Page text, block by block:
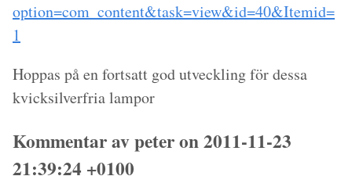
option=com_content&task=view&id=40&Itemid=
1
Hoppas på en fortsatt god utveckling för dessa
kvicksilverfria lampor
Kommentar av peter on 2011-11-23
21:39:24 +0100